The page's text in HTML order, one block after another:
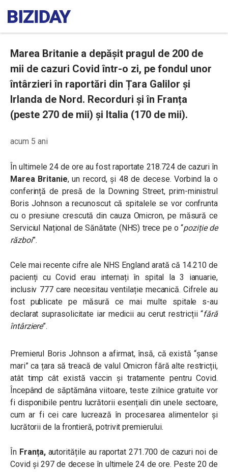
Marea Britanie a depășit pragul de 200 de
mii de cazuri Covid într-o zi, pe fondul unor
întârzieri în raportări din Țara Galilor și
Irlanda de Nord. Recorduri și în Franța
(peste 270 de mii) și Italia (170 de mii).
acum 5 ani
În ultimele 24 de ore au fost raportate 218.724 de cazuri în
Marea Britanie, un record, și 48 de decese. Vorbind la o
conferință de presă de la Downing Street, prim-ministrul
Boris Johnson a recunoscut că spitalele se vor confrunta
cu o presiune crescută din cauza Omicron, pe măsură ce
Serviciul Național de Sănătate (NHS) trece pe o “poziție de
război”.
Cele mai recente cifre ale NHS England arată că 14.210 de
pacienți cu Covid erau internați în spital la 3 ianuarie,
inclusiv 777 care necesitau ventilație mecanică. Cifrele au
fost publicate pe măsură ce mai multe spitale s-au
declarat suprasolicitate iar medicii au cerut restricții “fără
întârziere”.
Premierul Boris Johnson a afirmat, însă, că există “șanse
mari” ca țara să treacă de valul Omicron fără alte restricții,
atât timp cât există vaccin și tratamente pentru Covid.
Începând de săptămâna viitoare, teste zilnice gratuite vor
fi disponibile pentru lucrătorii esențiali din unele sectoare,
cum ar fi cei care lucrează în procesarea alimentelor și
lucrătorii de la frontieră, potrivit premierului.
În Franța,autoritățile au raportat 271.700 de cazuri noi de
Covid și 297 de decese în ultimele 24 de ore. Peste 20 de